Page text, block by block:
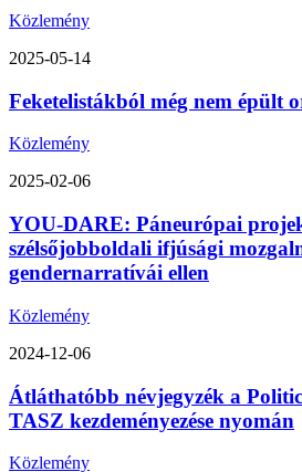
Közlemény
2025-05-14
Feketelistákból még nem épült
Közlemény
2025-02-06
YOU-DARE: Páneurópai
szélsőjobboldali ifjúsági
gendernarratívái ellen
Közlemény
2024-12-06
Átláthatóbb névjegyzék a
TASZ kezdeményezése nyomán
Közlemény